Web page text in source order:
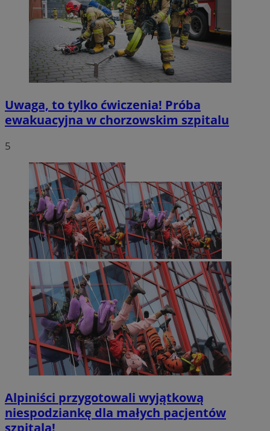
Uwaga, to tylko ćwiczenia! Próba
ewakuacyjna w chorzowskim szpitalu
5
Alpiniści przygotowali wyjątkową
niespodziankę dla małych pacjentów
szpitala!